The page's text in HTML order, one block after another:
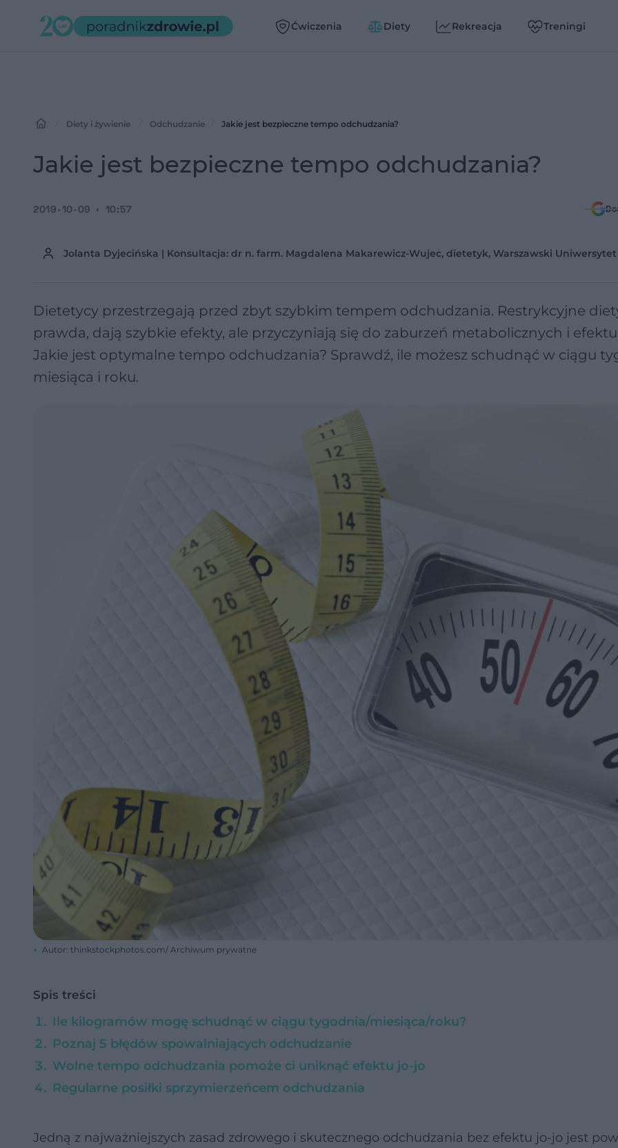
Ćwiczenia Diety Rekreacja Treningi
Diety i żywienie Odchudzanie Jakie jest bezpieczne tempo odchudzania?
Jakie jest bezpieczne tempo odchudzania?
Jolanta Dyjecińska | Konsultacja: dr n. farm. Magdalena Makarewicz-Wujec, dietetyk, Warszawski
2019-10-09 10:57
Dietetycy przestrzegają przed zbyt szybkim tempem odchudzania. Restrykcyjne
prawda, dają szybkie efekty, ale przyczyniają się do zaburzeń metabolicznych i
Jakie jest optymalne tempo odchudzania? Sprawdź, ile możesz schudnąć w ciągu
miesiąca i roku.
Autor: thinkstockphotos.com/ Archiwum prywatne
Spis treści
Ile kilogramów mogę schudnąć w ciągu tygodnia/miesiąca/roku?
Poznaj 5 błędów spowalniających odchudzanie
Wolne tempo odchudzania pomoże ci uniknąć efektu jo-jo
Regularne posiłki sprzymierzeńcem odchudzania
Jedną z najważniejszych zasad zdrowego i skutecznego odchudzania bez efektu jo-jo jest